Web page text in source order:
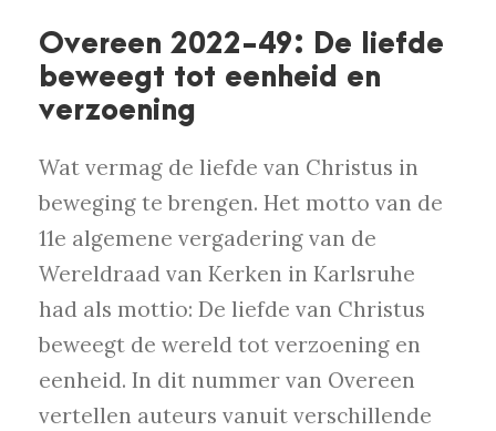
Overeen 2022-49: De liefde
beweegt tot eenheid en
verzoening
Wat vermag de liefde van Christus in
beweging te brengen. Het motto van de
11e algemene vergadering van de
Wereldraad van Kerken in Karlsruhe
had als mottio: De liefde van Christus
beweegt de wereld tot verzoening en
eenheid. In dit nummer van Overeen
vertellen auteurs vanuit verschillende